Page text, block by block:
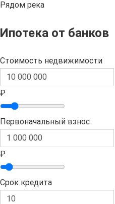
Рядом река
Ипотека от банков
Стоимость недвижимости
₽
Первоначальный взнос
₽
Срок кредита